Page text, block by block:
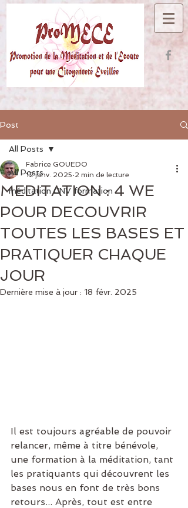
Post
All Posts
méditation CNV formation
All Posts
MEDITATION : 4 WE
POUR DECOUVRIR
TOUTES LES BASES ET
PRATIQUER CHAQUE
JOUR
Fabrice GOUEDO
12 janv. 2025 2 min de lecture
Dernière mise à jour : 18 févr. 2025
Il est toujours agréable de pouvoir
relancer, même à titre bénévole,
une formation à la méditation, tant
les pratiquants qui découvrent les
bases nous en font de très bons
retours... Après, tout est entre